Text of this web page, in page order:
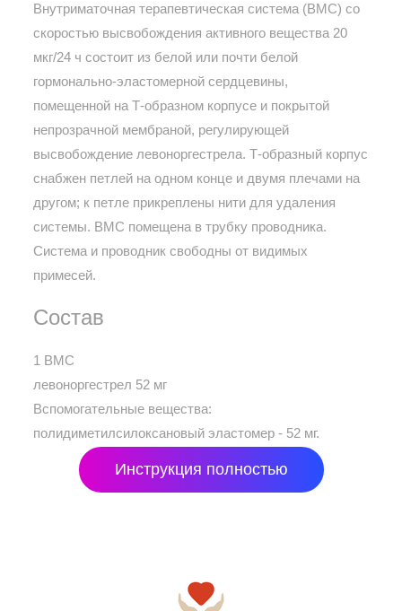
Внутриматочная терапевтическая система (ВМС) со
скоростью высвобождения активного вещества 20
мкг/24 ч состоит из белой или почти белой
гормонально-эластомерной сердцевины,
помещенной на Т-образном корпусе и покрытой
непрозрачной мембраной, регулирующей
высвобождение левоноргестрела. Т-образный корпус
снабжен петлей на одном конце и двумя плечами на
другом; к петле прикреплены нити для удаления
системы. ВМС помещена в трубку проводника.
Система и проводник свободны от видимых
примесей.
Состав
1 ВМС
левоноргестрел 52 мг
Вспомогательные вещества:
полидиметилсилоксановый эластомер - 52 мг.
Инструкция полностью